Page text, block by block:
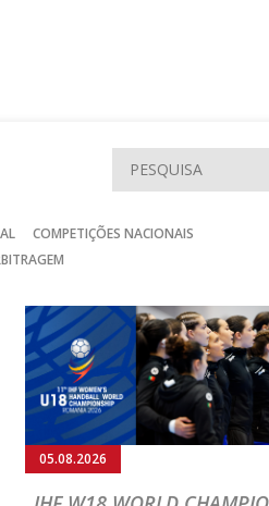
COMPETIÇÕES NACIONAIS
05.08.2026